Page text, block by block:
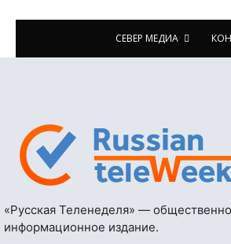
СЕВЕР МЕДИА
«Русская Теленеделя» —
информационное издание.